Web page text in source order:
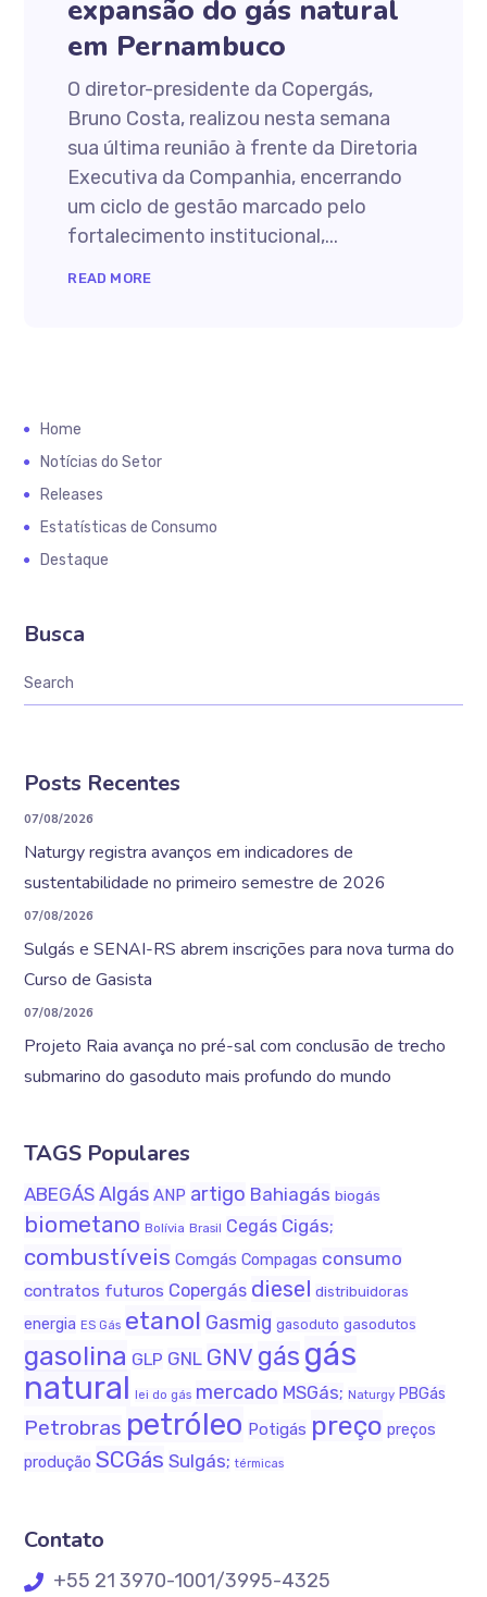
expansão do gás natural
em Pernambuco
O diretor-presidente da Copergás,
Bruno Costa, realizou nesta semana
sua última reunião à frente da Diretoria
Executiva da Companhia, encerrando
um ciclo de gestão marcado pelo
fortalecimento institucional,...
READ MORE
Home
Notícias do Setor
Releases
Estatísticas de Consumo
Destaque
Busca
Posts Recentes
07/08/2026
Naturgy registra avanços em indicadores de
sustentabilidade no primeiro semestre de 2026
07/08/2026
Sulgás e SENAI-RS abrem inscrições para nova turma do
Curso de Gasista
07/08/2026
Projeto Raia avança no pré-sal com conclusão de trecho
submarino do gasoduto mais profundo do mundo
TAGS Populares
ABEGÁS Algás ANP artigo Bahiagás biogás
biometano Bolívia Brasil Cegás Cigás;
combustíveis Comgás Compagas consumo
contratos futuros Copergás diesel distribuidoras
energia ES Gás etanol Gasmig gasoduto gasodutos
gasolina GLP GNL GNV gás gás
natural lei do gás mercado MSGás; Naturgy PBGás
Petrobras petróleo Potigás preço preços
produção SCGás Sulgás; térmicas
Contato
+55 21 3970-1001/3995-4325